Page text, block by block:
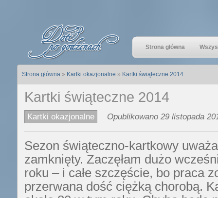
Strona główna
Strona główna» Kartki okazjonalne » Kartki świąteczne 2014
Kartki świąteczne 2014
Kartki okazjonalne Opublikowano 29 listopada
Sezon świąteczno-kartkowy
zamknięty. Zaczęłam dużo
roku – i całe szczęście, bo praca
przerwana dość ciężką chorobą.